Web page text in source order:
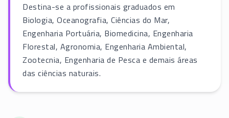
Destina-se a profissionais graduados em
Biologia, Oceanografia, Ciências do Mar,
Engenharia Portuária, Biomedicina, Engenharia
Florestal, Agronomia, Engenharia Ambiental,
Zootecnia, Engenharia de Pesca e demais áreas
das ciências naturais.